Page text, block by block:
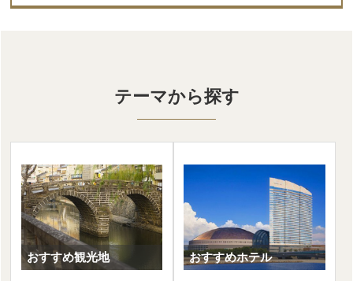
関西発
東北発
北陸発
中国・四国発
テーマから探す
おすすめ観光地 おすすめホテル